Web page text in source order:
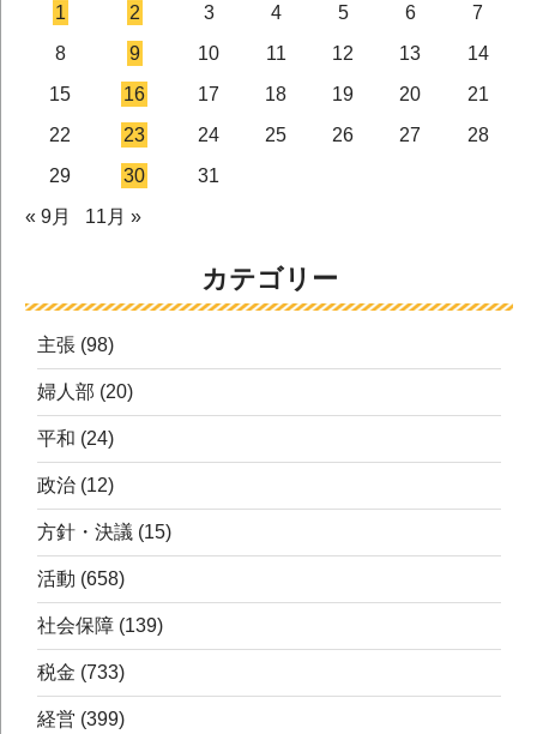
1
2 3 4 5 6
7
8
9 10 11 12 13
14
15
16 17 18 19 20
21
22
23 24 25 26 27
28
29
30
31
« 9月
11月 »
カテゴリー
主張 (98)
婦人部 (20)
平和 (24)
政治 (12)
方針・決議 (15)
活動 (658)
社会保障 (139)
税金 (733)
経営 (399)